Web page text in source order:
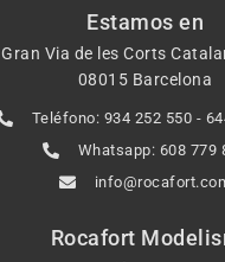
Estamos en
Gran Via de les Corts
08015 Barcelona
Teléfono: 934 252 550 -
Whatsapp: 608 779
Rocafort